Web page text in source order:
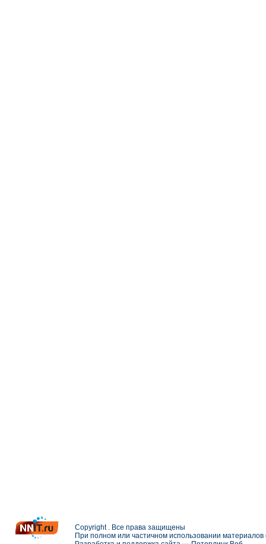
Copyright . Все права защищены
При полном или частичном использовании